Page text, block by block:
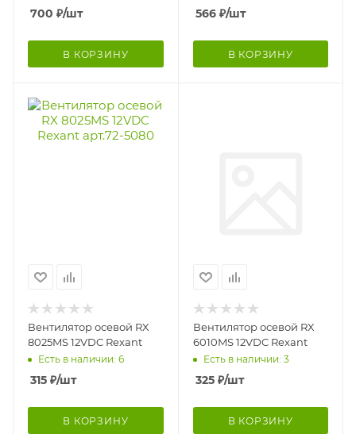
700 ₽/шт
В КОРЗИНУ
566₽/шт
В КОРЗИНУ
Вентилятор осевой RX
8025MS 12VDC Rexant
Есть в наличии: 6
315 ₽/шт
В КОРЗИНУ
Вентилятор осевой RX
6010MS 12VDC Rexant
Есть в наличии: 3
325₽/шт
В КОРЗИНУ